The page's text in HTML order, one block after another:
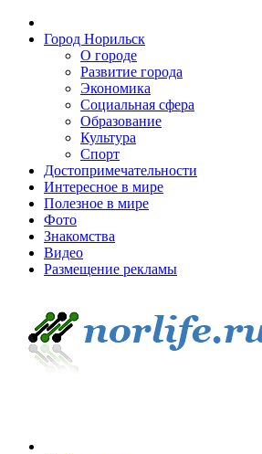
Город Норильск
О городе
Развитие города
Экономика
Социальная сфера
Образование
Культура
Спорт
Достопримечательности
Интересное в мире
Полезное в мире
Фото
Знакомства
Видео
Размещение рекламы